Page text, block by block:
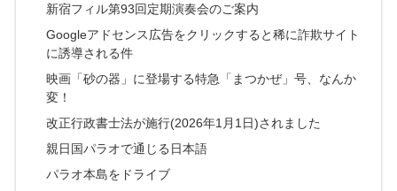
新宿フィル第93回定期演奏会のご案内
Googleアドセンス広告をクリックすると稀に詐欺サイト
に誘導される件
映画「砂の器」に登場する特急「まつかぜ」号、なんか
変！
改正行政書士法が施行(2026年1月1日)されました
親日国パラオで通じる日本語
パラオ本島をドライブ